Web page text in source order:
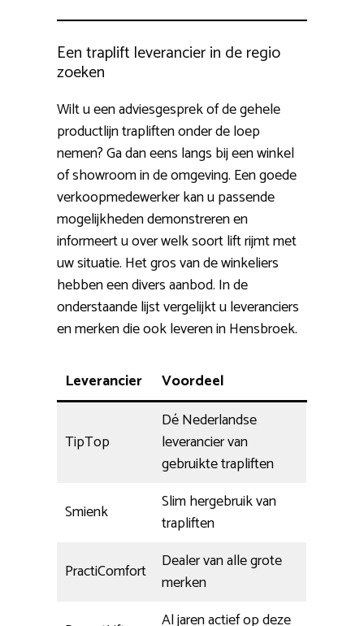
Een traplift leverancier in de regio
zoeken
Wilt u een adviesgesprek of de gehele
productlijn trapliften onder de loep
nemen? Ga dan eens langs bij een winkel
of showroom in de omgeving. Een goede
verkoopmedewerker kan u passende
mogelijkheden demonstreren en
informeert u over welk soort lift rijmt met
uw situatie. Het gros van de winkeliers
hebben een divers aanbod. In de
onderstaande lijst vergelijkt u leveranciers
en merken die ook leveren in Hensbroek.
Leverancier Voordeel
TipTop
Dé Nederlandse
leverancier van
gebruikte trapliften
Smienk
Slim hergebruik van
trapliften
PractiComfort
Dealer van alle grote
merken
Al jaren actief op deze